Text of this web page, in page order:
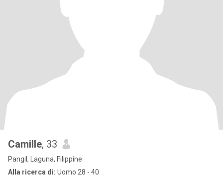
Camille, 33
Pangil, Laguna, Filippine
Alla ricerca di: Uomo 28 - 40